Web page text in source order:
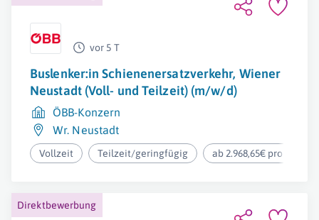
vor 5 T
Buslenker:in Schienenersatzverkehr, Wiener
Neustadt (Voll- und Teilzeit) (m/w/d)
ÖBB-Konzern
Wr. Neustadt
Vollzeit Teilzeit/geringfügig ab 2.968,65€ pro Monat
Direktbewerbung